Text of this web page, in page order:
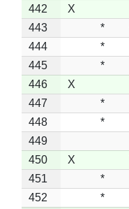
442
X
443
*
444
*
445
*
446
X
447
*
448
*
449
450
X
451
*
452
*